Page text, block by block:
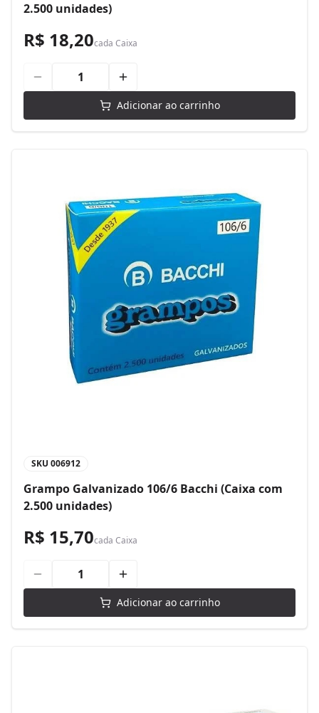
2.500 unidades)
R$ 18,20cada Caixa
Adicionar ao carrinho
SKU 006912
Grampo Galvanizado 106/6 Bacchi (Caixa com
2.500 unidades)
R$ 15,70cada Caixa
Adicionar ao carrinho